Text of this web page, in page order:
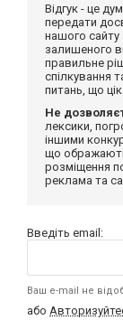
Відгук - це
передати
нашого
залишеного
правильне
спілкування
питань, що
Не
лексики,
іншими
що ображають
розміщення
реклама та
Введіть email:
Ваш e-mail не
або